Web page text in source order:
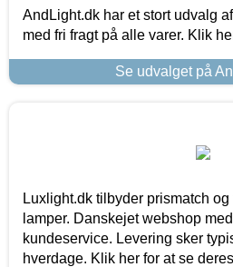
AndLight.dk har et stort udvalg
med fri fragt på alle varer. Klik
Se udvalget på
Luxlight.dk tilbyder prismatch
lamper. Danskejet webshop
kundeservice. Levering sker
hverdage. Klik her for at se